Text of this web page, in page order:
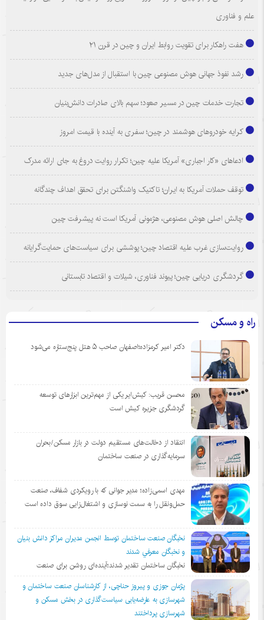
علم و فناوری
هفت راهکار برای تقویت روابط ایران و چین در قرن ۲۱
رشد نفوذ جهانی هوش مصنوعی چین با استقبال از مدل‌های جدید
تجارت خدمات چین در مسیر صعود؛ سهم بالای صادرات دانش‌بنیان
کرایه خودروهای هوشمند در چین؛ سفری به آینده با قیمت امروز
ادعاهای «کار اجباری» آمریکا علیه چین؛ تکرار روایت دروغ به جای ارائه مدرک
توقف حملات آمریکا به ایران؛ تاکتیک واشنگتن برای تحقق اهداف چندگانه
چالش اصلی هوش مصنوعی، هژمونی آمریکا است نه پیشرفت چین
روایت‌سازی غرب علیه اقتصاد چین؛ پوششی برای سیاست‌های حمایت‌گرایانه
گردشگری دریایی چین؛ پیوند فناوری، شیلات و اقتصاد تابستانی
راه و مسکن
دکتر امیر کرمزاده؛اصفهان صاحب ۵ هتل پنج‌ستاره می‌شود
محسن قریب: کیش‌ایر یکی از مهم‌ترین ابزارهای توسعه
گردشگری جزیره کیش است
انتقاد از دخالت‌های مستقیم دولت در بازار مسکن/بحران
سرمایه‌گذاری در صنعت ساختمان
مهدی اسمی‌زاده؛ مدیر جوانی که با رویکردی شفاف، صنعت
حمل‌ونقل را به سمت نوسازی و اشتغال‌زایی سوق داده است
نخبگان صنعت ساختمان توسط انجمن مديران مراكز دانش بنيان
و نخبگان معرفي شدند
نخبگان ساختمان تقدیر شدند؛آینده‌ای روشن برای صنعت
پژمان جوزی و پیروز حناچی، از کارشناسان صنعت ساختمان و
شهرسازی به عارضه‌یابی سیاست‌گذاری در بخش مسکن و
شهرسازی پرداختند